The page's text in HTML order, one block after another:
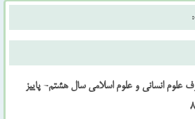
انسانی و علوم اسلامی سال هشتم- پاییز